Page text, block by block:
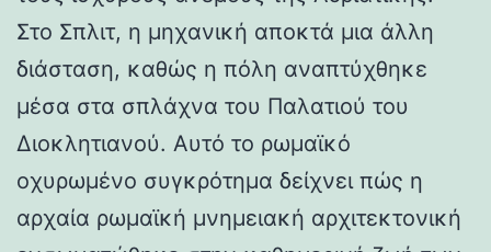
Στο Σπλιτ, η μηχανική αποκτά μια άλλη
διάσταση, καθώς η πόλη αναπτύχθηκε
μέσα στα σπλάχνα του Παλατιού του
Διοκλητιανού. Αυτό το ρωμαϊκό
οχυρωμένο συγκρότημα δείχνει πώς η
αρχαία ρωμαϊκή μνημειακή αρχιτεκτονική